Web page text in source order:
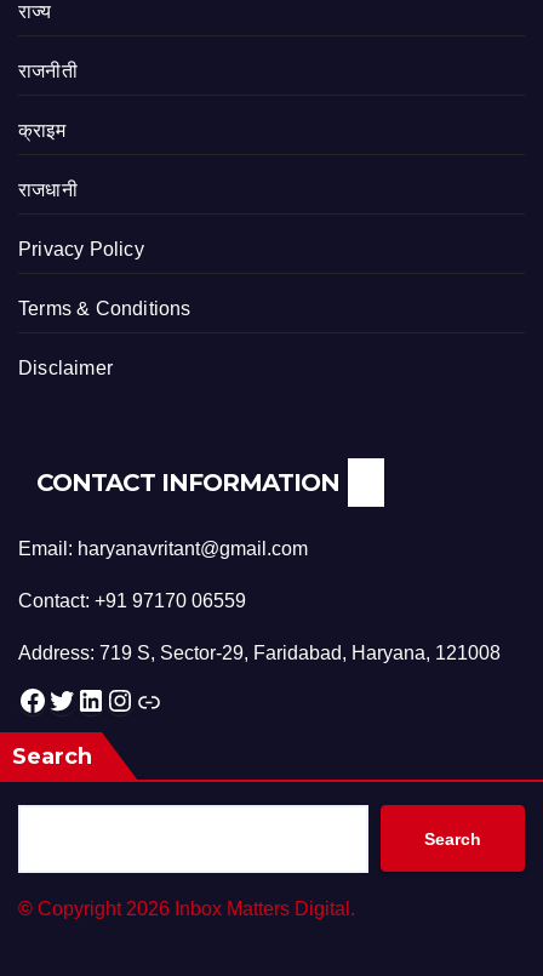
राज्य
राजनीती
क्राइम
राजधानी
Privacy Policy
Terms & Conditions
Disclaimer
CONTACT INFORMATION
Email: haryanavritant@gmail.com
Contact: +91 97170 06559
Address: 719 S, Sector-29, Faridabad, Haryana, 121008
Facebook Twitter LinkedIn Instagram Link
Search
Search
© Copyright 2026 Inbox Matters Digital.